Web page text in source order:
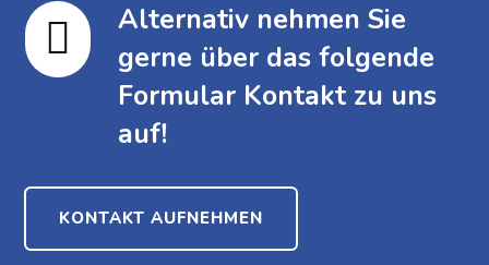

Alternativ nehmen Sie
gerne über das folgende
Formular Kontakt zu uns
auf!
KONTAKT AUFNEHMEN